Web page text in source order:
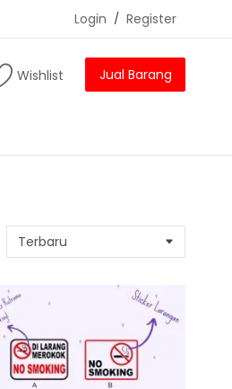
Login / Register
Wishlist Jual Barang